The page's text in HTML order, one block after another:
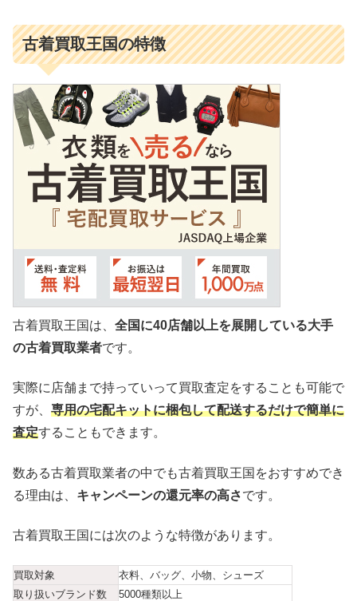
古着買取王国の特徴
古着買取王国は、 全国に40店舗以上を展開している大手
の古着買取業者です。
実際に店舗まで持っていって買取査定をすることも可能で
すが、 専用の宅配キットに梱包して配送するだけで簡単に
査定することもできます。
数ある古着買取業者の中でも古着買取王国をおすすめでき
る理由は、 キャンペーンの還元率の高さです。
古着買取王国には次のような特徴があります。
買取対象
衣料、バッグ、小物、シューズ
取り扱いブランド数
5000種類以上